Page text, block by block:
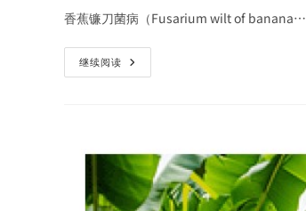
香蕉镰刀菌病（Fusarium wilt of banana…
继续阅读